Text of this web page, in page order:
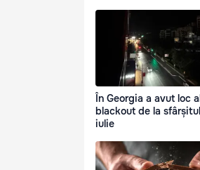
În Georgia a avut loc
blackout de la
iulie